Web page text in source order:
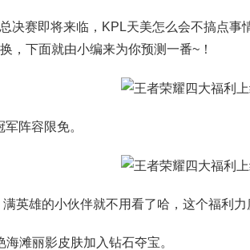
决赛即将来临，KPL天美怎么会不搞点
，下面就由小编来为你预测一番~！
阵容限免。
满英雄的小伙伴就不用看了哈，这个福利
海滩丽影皮肤加入钻石夺宝。